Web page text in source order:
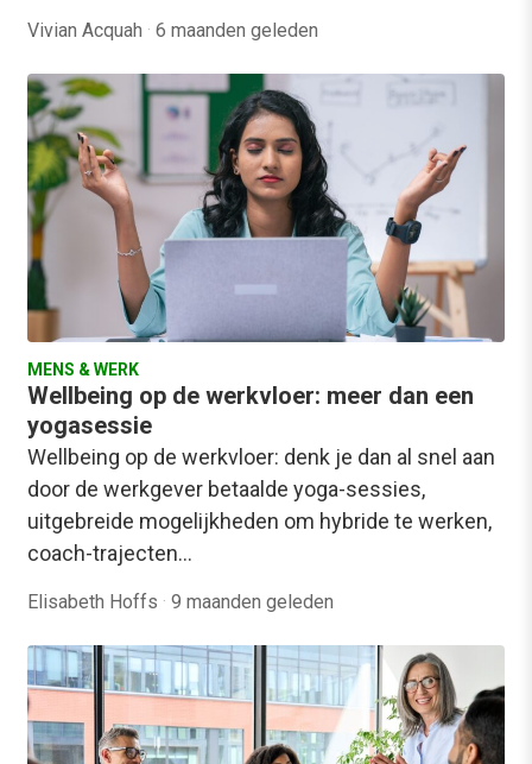
Vivian Acquah · 6 maanden geleden
MENS & WERK
Wellbeing op de werkvloer: meer dan een
yogasessie
Wellbeing op de werkvloer: denk je dan al snel aan
door de werkgever betaalde yoga-sessies,
uitgebreide mogelijkheden om hybride te werken,
coach-trajecten…
Elisabeth Hoffs · 9 maanden geleden